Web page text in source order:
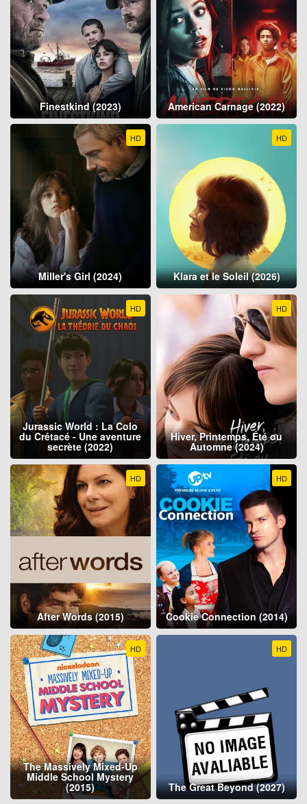
Finestkind (2023) American Carnage (2022)
HD
Miller's Girl (2024)
HD
Klara et le Soleil (2026)
HD
Jurassic World : La Colo
du Crétacé - Une aventure
secrète (2022)
HD
Hiver, Printemps, Été ou
Automne (2024)
HD
After Words (2015)
HD
Cookie Connection (2014)
HD
The Massively Mixed-Up
Middle School Mystery
(2015)
HD
The Great Beyond (2027)